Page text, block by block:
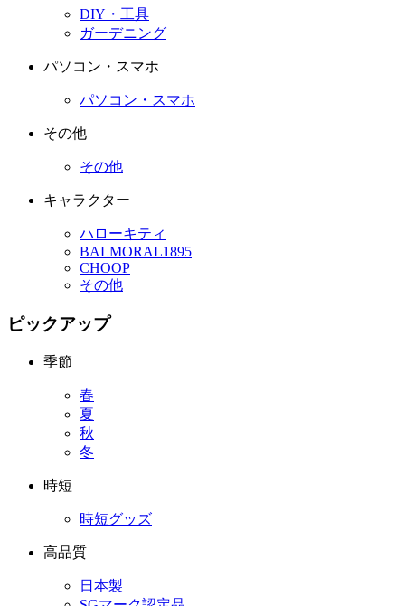
DIY・工具
ガーデニング
パソコン・スマホ
パソコン・スマホ
その他
その他
キャラクター
ハローキティ
BALMORAL1895
CHOOP
その他
ピックアップ
季節
春
夏
秋
冬
時短
時短グッズ
高品質
日本製